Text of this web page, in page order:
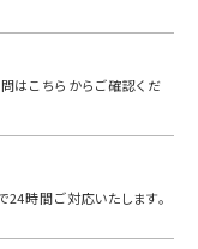
はこちらからご確認くだ
24時間ご対応いたします。